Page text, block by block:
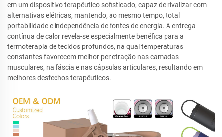
em um dispositivo terapêutico sofisticado, capaz de rivalizar com
alternativas elétricas, mantendo, ao mesmo tempo, total
portabilidade e independência de fontes de energia. A entrega
contínua de calor revela-se especialmente benéfica para a
termoterapia de tecidos profundos, na qual temperaturas
constantes favorecem melhor penetração nas camadas
musculares, na fáscia e nas cápsulas articulares, resultando em
melhores desfechos terapêuticos.